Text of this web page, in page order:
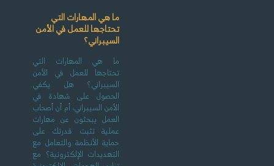
ما هي المهارات التي
تحتاجها للعمل في الأمن
السيبراني؟
ما هي المهارات التي
تحتاجها للعمل في الأمن
السيبراني؟ هل يكفي
الحصول على شهادة في
الأمن السيبراني، أم أن أصحاب
العمل يبحثون عن مهارات
عملية تثبت قدرتك على
حماية الأنظمة والتعامل مع
التهديدات الإلكترونية؟ مع